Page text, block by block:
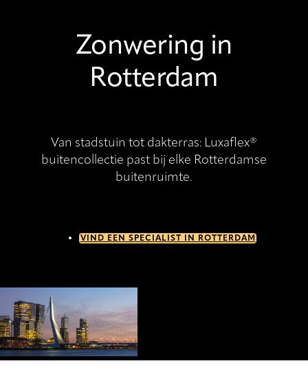
Zonwering in
Rotterdam
Van stadstuin tot dakterras: Luxaflex®
buitencollectie past bij elke Rotterdamse
buitenruimte.
VIND EEN SPECIALIST IN ROTTERDAM